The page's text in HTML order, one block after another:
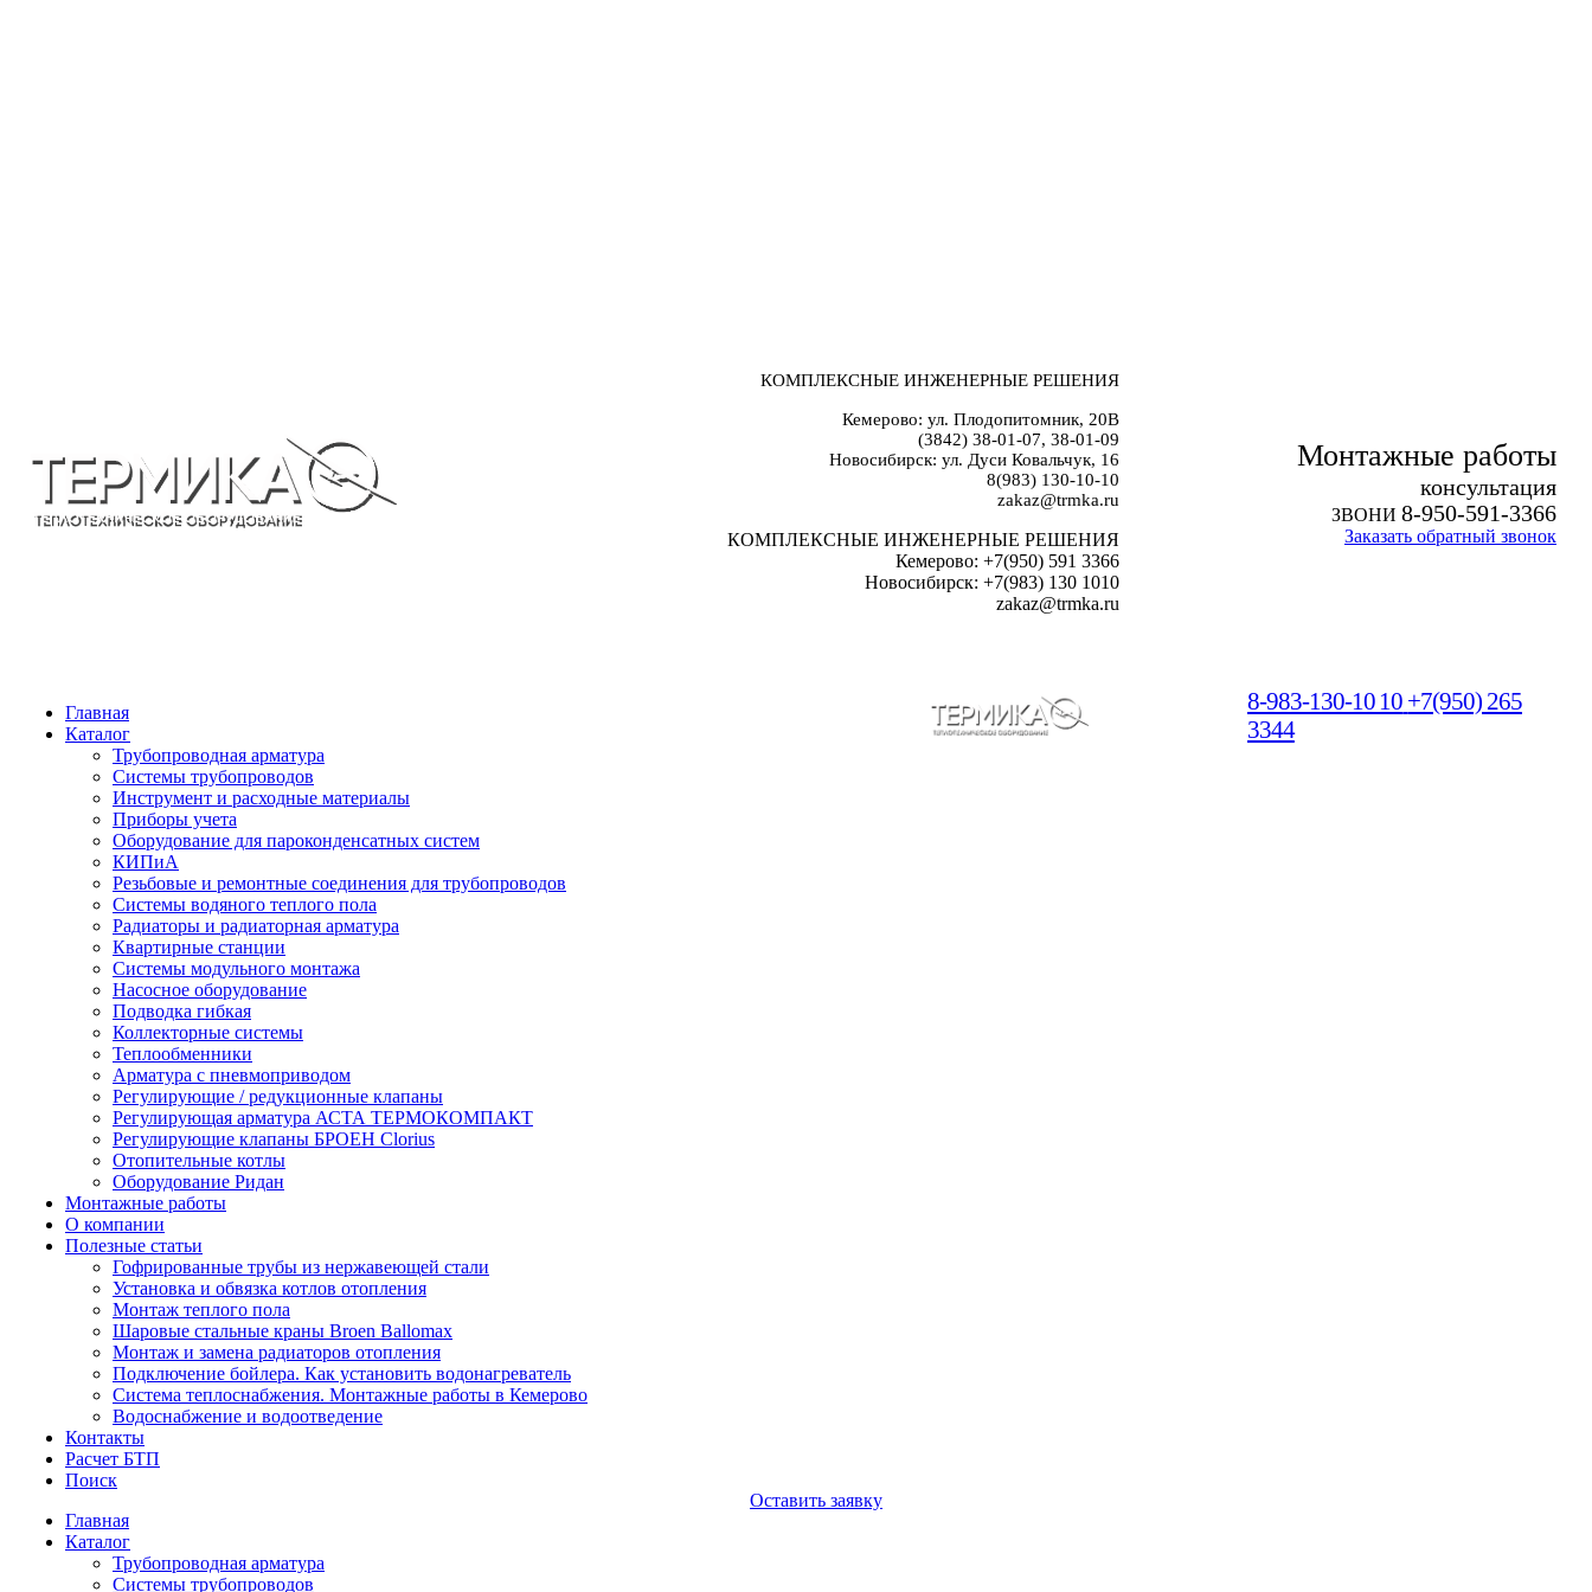
КОМПЛЕКСНЫЕ ИНЖЕНЕРНЫЕ РЕШЕНИЯ
Кемерово: ул. Плодопитомник, 20В
(3842) 38-01-07, 38-01-09
Новосибирск: ул. Дуси Ковальчук, 16
8(983) 130-10-10
zakaz@trmka.ru
КОМПЛЕКСНЫЕ ИНЖЕНЕРНЫЕ РЕШЕНИЯ
Кемерово: +7(950) 591 3366
Новосибирск: +7(983) 130 1010
zakaz@trmka.ru
Монтажные работы
консультация
ЗВОНИ 8-950-591-3366
Заказать обратный звонок
Главная
Каталог
Трубопроводная арматура
Системы трубопроводов
Инструмент и расходные материалы
Приборы учета
Оборудование для пароконденсатных систем
КИПиА
Резьбовые и ремонтные соединения для трубопроводов
Системы водяного теплого пола
Радиаторы и радиаторная арматура
Квартирные станции
Системы модульного монтажа
Насосное оборудование
Подводка гибкая
Коллекторные системы
Теплообменники
Арматура с пневмоприводом
Регулирующие / редукционные клапаны
Регулирующая арматура АСТА ТЕРМОКОМПАКТ
Регулирующие клапаны БРОЕН Clorius
Отопительные котлы
Оборудование Ридан
Монтажные работы
О компании
Полезные статьи
Гофрированные трубы из нержавеющей стали
Установка и обвязка котлов отопления
Монтаж теплого пола
Шаровые стальные краны Broen Ballomax
Монтаж и замена радиаторов отопления
Подключение бойлера. Как установить водонагреватель
Система теплоснабжения. Монтажные работы в Кемерово
Водоснабжение и водоотведение
Контакты
Расчет БТП
Поиск
Главная
Каталог
Трубопроводная арматура
Системы трубопроводов
Оставить заявку
8-983-130-10 10 +7(950) 265
3344